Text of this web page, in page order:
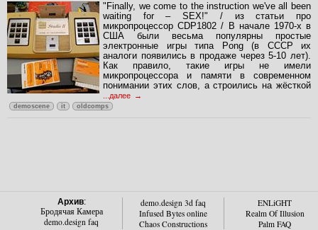
"Finally, we come to the instruction we've all been
waiting for – SEX!" / из статьи про
микропроцессор CDP1802 / В начале 1970-х в
США были весьма популярны простые
электронные игры типа Pong (в СССР их
аналоги появились в продаже через 5-10 лет).
Как правило, такие игры не имели
микропроцессора и памяти в современном
понимании этих слов, а строились на жёсткой
...далее
demoscene it oldcomps
Архив:
Бродячая Камера
demo.design faq
demo.design 3d faq
Infused Bytes online
Chaos Constructions
ENLiGHT
Realm Of Illusion
Palm FAQ